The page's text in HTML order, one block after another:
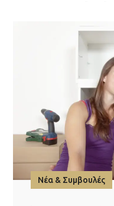
Νέα & Συμβουλές